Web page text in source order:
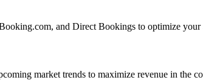
and Direct Bookings to optimize your
market trends to maximize revenue in the